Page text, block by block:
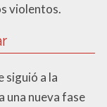
violentos.
siguió a la
una nueva fase